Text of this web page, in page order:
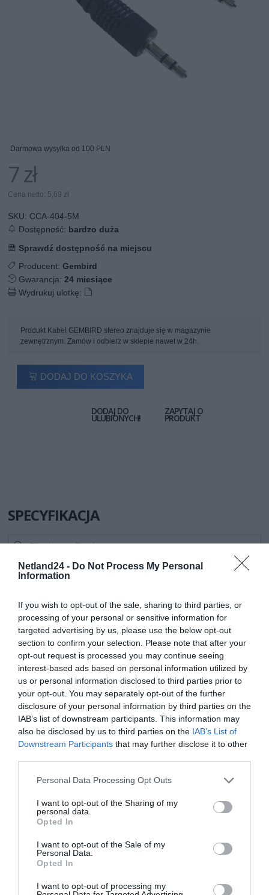
Netland24 - Do Not Process My Personal
Information
If you wish to opt-out of the sale, sharing to third parties, or
processing of your personal or sensitive information for
targeted advertising by us, please use the below opt-out
section to confirm your selection. Please note that after your
opt-out request is processed you may continue seeing
interest-based ads based on personal information utilized by
us or personal information disclosed to third parties prior to
your opt-out. You may separately opt-out of the further
disclosure of your personal information by third parties on the
IAB’s list of downstream participants. This information may
also be disclosed by us to third parties on the IAB’s List of
Downstream Participants that may further disclose it to other
Personal Data Processing Opt Outs
I want to opt-out of the Sharing of my
personal data.
Opted In
I want to opt-out of the Sale of my
Personal Data.
Opted In
I want to opt-out of processing my
Darmowa wysyłka od 100 PLN
7 zł
Cena netto: 5,69 zł
SKU: CCA-404-5M
Dostępność: bardzo duża
Sprawdź dostępność na miejscu
Producent:Gembird
Gwarancja:24 miesiące
Wydrukuj ulotkę:
Produkt Kabel GEMBIRD stereo znajduje się w magazynie
zewnętrznym. Zamów i odbierz w sklepie nawet w 24h.
DODAJ DO KOSZYKA
DODAJ DO
ULUBIONYCH!
ZAPYTAJ O
PRODUKT
SPECYFIKACJA
Symbol
producenta
CCA-404-5M
minijack-minijack M/M 5M
Producent
Klasa produktu
Kable - SCART|S-
Rodzaj kabla audio
Wtyczki Jack
1x męska Jack 3,5mm stereo
1x męska Jack 3,5mm stereo
Długość kabla 5.000 metr
Pozłacane
Tak
konfiguracji oraz zmian występujących w procesie produkcyjnym.
INFORMACJE HANDLOWE
Gembird Europe B.V. Wittevrouwen 56 1358CD